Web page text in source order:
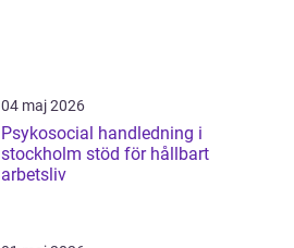
04 maj 2026
Psykosocial handledning i
stockholm stöd för hållbart
arbetsliv